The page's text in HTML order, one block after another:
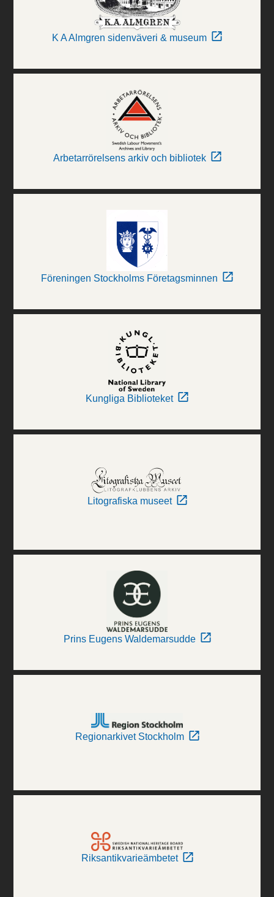
K A Almgren sidenväveri & museum
Arbetarrörelsens arkiv och bibliotek
Föreningen Stockholms Företagsminnen
Kungliga Biblioteket
Litografiska museet
Prins Eugens Waldemarsudde
Regionarkivet Stockholm
Riksantikvarieämbetet